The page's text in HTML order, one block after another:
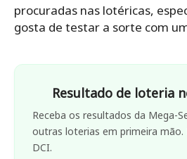
procuradas nas lotéricas,
gosta de testar a sorte com
Resultado de loteria
Receba os resultados da Mega-
outras loterias em primeira mão.
DCI.